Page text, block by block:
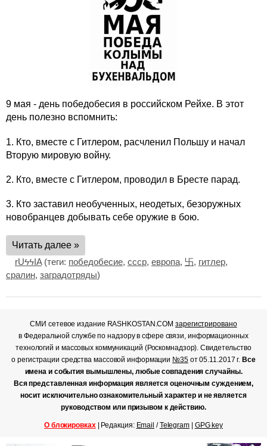
9 мая - день победобесия в российском Рейхе. В этот
день полезно вспомнить:
1. Кто, вместе с Гитлером, расчленил Польшу и начал
Вторую мировую войну.
2. Кто, вместе с Гитлером, проводил в Бресте парад.
3. Кто заставил необученных, неодетых, безоружных
новобранцев добывать себе оружие в бою.
Читать далее »
rUϟϟIA(теги: победобесие, ссср, европа, 卐, гитлер,
сралин, заградотряды)
СМИ сетевое издание RASHKOSTAN.COMзарегистрировано
в Федеральной службе по надзору в сфере связи, информационных
технологий и массовых коммуникаций (Роскомнадзор). Свидетельство
о регистрации средства массовой информации №35от 05.11.2017 г.Все
имена и события вымышлены, любые совпадения случайны.
Вся представленная информация является оценочным суждением,
носит исключительно ознакомительный характер и не является
руководством или призывом к действию.
О блокировках| Редакция: Email /Telegram| GPG key